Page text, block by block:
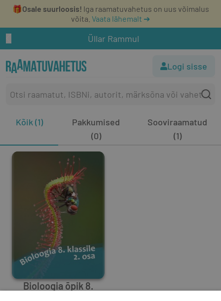
🎁Osale suurloosis! Iga raamatuvahetus on uus võimalus
võita. Vaata lähemalt ➔
Üllar Rammul
Logi sisse
Kõik (1)
Pakkumised
(0)
Sooviraamatud
(1)
Bioloogia õpik 8.